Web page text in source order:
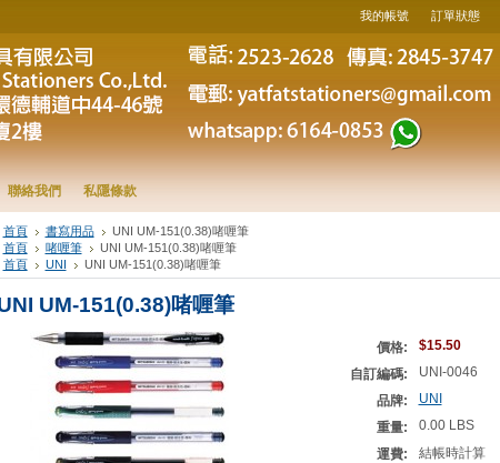
我的帳號 訂單狀態
聯絡我們 私隱條款
首頁 書寫用品
UNI UM-151(0.38)啫喱筆
首頁
啫喱筆
UNI UM-151(0.38)啫喱筆
首頁
UNI UNI UM-151(0.38)啫喱筆
UM-151(0.38)啫喱筆
價格:
$15.50
自訂編碼:
UNI-0046
品牌:
UNI
重量:
0.00 LBS
運費:
結帳時計算